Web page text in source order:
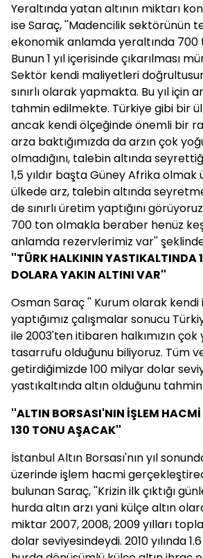
Yeraltında yatan altının miktarı
ise Saraç, ''Madencilik sektörünün
ekonomik anlamda yeraltında 700
Bunun 1 yıl içerisinde çıkarılması
Sektör kendi maliyetleri
sınırlı olarak yapmakta. Bu yıl için
tahmin edilmekte. Türkiye gibi bir
ancak kendi ölçeğinde önemli bir
arza baktığımızda da arzın çok
olmadığını, talebin altında
1,5 yıldır başta Güney Afrika
ülkede arz, talebin altında
de sınırlı üretim yaptığını
700 ton olmakla beraber henüz
anlamda rezervlerimiz var''
''TÜRK HALKININ YASTIKALTINDA
DOLARA YAKIN ALTINI VAR''
Osman Saraç '' Kurum olarak kendi
yaptığımız çalışmalar sonucu
ile 2003'ten itibaren halkımızın çok
tasarrufu olduğunu biliyoruz. Tüm
getirdiğimizde 100 milyar dolar
yastıkaltında altın olduğunu
''ALTIN BORSASI'NIN İŞLEM
130 TONU AŞACAK''
İstanbul Altın Borsası'nın yıl
üzerinde işlem hacmi
bulunan Saraç, ''Krizin ilk çıktığı
hurda altın arzı yani külçe altın
miktar 2007, 2008, 2009 yılları
dolar seviyesindeydi. 2010 yılında